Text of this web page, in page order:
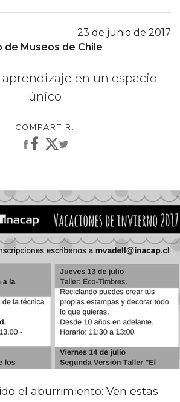
23 de junio de 2017
de Museos de Chile
en un espacio
único
el aburrimiento: Ven estas